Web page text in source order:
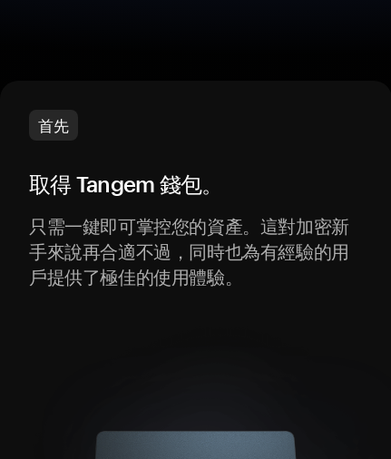
首先
取得 Tangem 錢包。
只需一鍵即可掌控您的資產。這對加密新
手來說再合適不過，同時也為有經驗的用
戶提供了極佳的使用體驗。